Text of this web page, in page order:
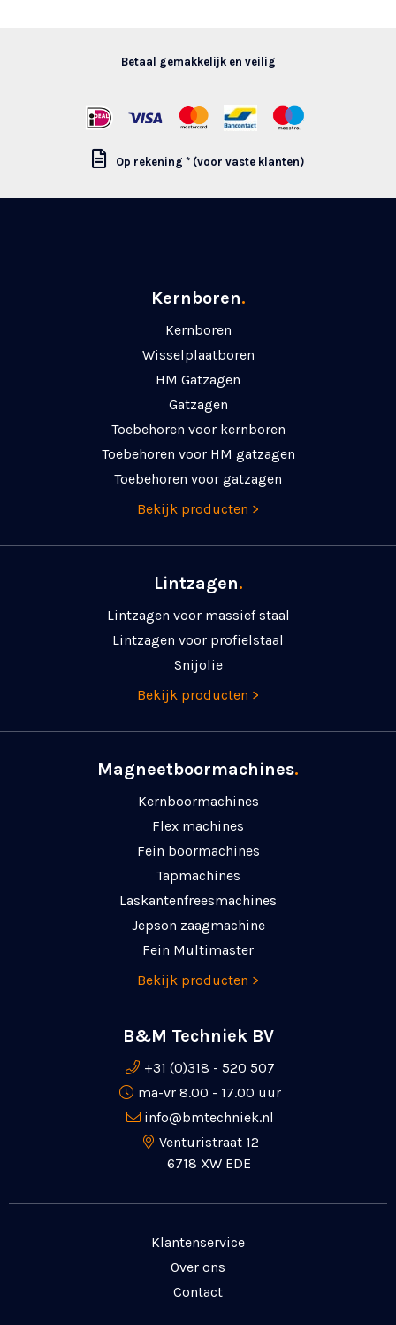
Betaal gemakkelijk en veilig
Op rekening * (voor vaste klanten)
Kernboren.
Kernboren
Wisselplaatboren
HM Gatzagen
Gatzagen
Toebehoren voor kernboren
Toebehoren voor HM gatzagen
Toebehoren voor gatzagen
Bekijk producten >
Lintzagen.
Lintzagen voor massief staal
Lintzagen voor profielstaal
Snijolie
Bekijk producten >
Magneetboormachines.
Kernboormachines
Flex machines
Fein boormachines
Tapmachines
Laskanten­freesmachines
Jepson zaagmachine
Fein Multimaster
Bekijk producten >
B&M Techniek BV
+31 (0)318 - 520 507
ma-vr 8.00 - 17.00 uur
info@bmtechniek.nl
Venturistraat 12
6718 XW EDE
Klantenservice
Over ons
Contact